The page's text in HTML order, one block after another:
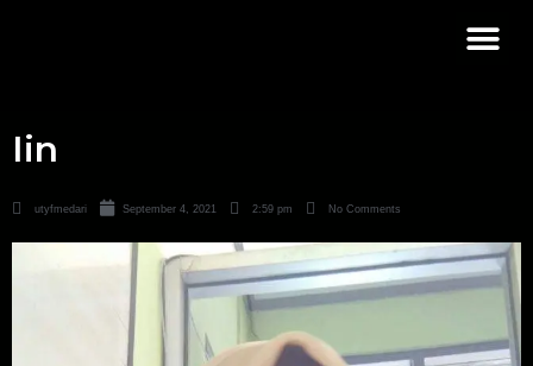
Iin
utyfmedari September 4, 2021 2:59 pm No Comments